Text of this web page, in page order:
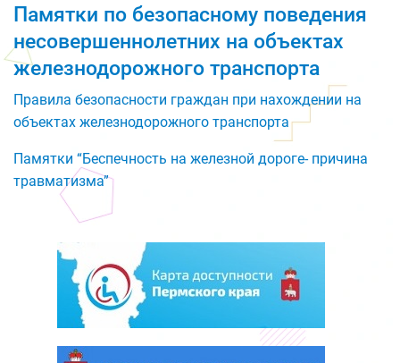
Памятки по безопасному поведения
несовершеннолетних на объектах
железнодорожного транспорта
Правила безопасности граждан при нахождении на
объектах железнодорожного транспорта
Памятки “Беспечность на железной дороге- причина
травматизма”